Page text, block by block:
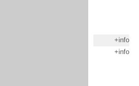
+info
+info